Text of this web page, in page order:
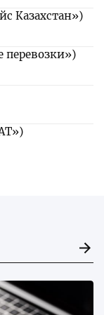
Казахстан»)
перевозки»)